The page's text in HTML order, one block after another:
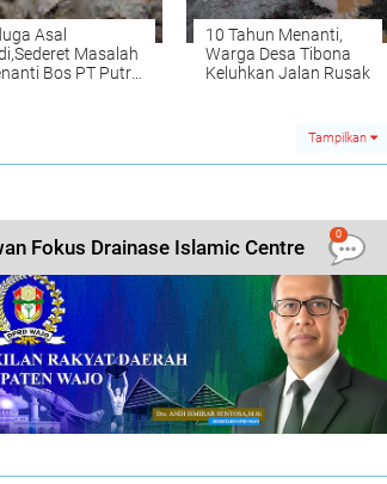
Asal
Masalah
Bos PT Putra
10 Tahun Menanti,
Warga Desa Tibona
Keluhkan Jalan Rusak
Tampilkan
Fokus Drainase Islamic Centre
0